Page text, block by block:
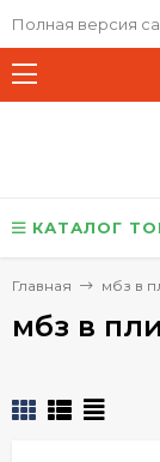
Полная версия
КАТАЛОГ
Главная мбз в
мбз в